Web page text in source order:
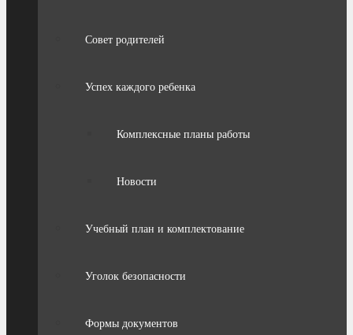
Совет родителей
Успех каждого ребенка
Комплексные планы работы
Новости
Учебный план и комплектование
Уголок безопасности
Формы документов